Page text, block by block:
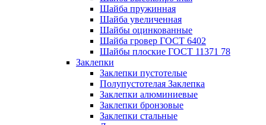
Шайба пружинная
Шайба увеличенная
Шайбы оцинкованные
Шайба гровер ГОСТ 6402
Шайбы плоские ГОСТ 11371 78
Заклепки
Заклепки пустотелые
Полупустотелая Заклепка
Заклепки алюминиевые
Заклепки бронзовые
Заклепки стальные